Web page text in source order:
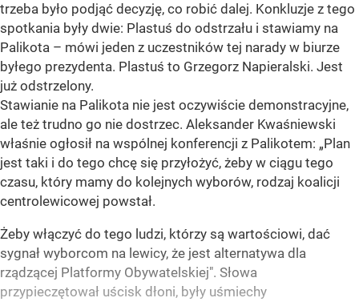
trzeba było podjąć decyzję, co robić dalej. Konkluzje z tego
spotkania były dwie: Plastuś do odstrzału i stawiamy na
Palikota – mówi jeden z uczestników tej narady w biurze
byłego prezydenta. Plastuś to Grzegorz Napieralski. Jest
już odstrzelony.
Stawianie na Palikota nie jest oczywiście demonstracyjne,
ale też trudno go nie dostrzec. Aleksander Kwaśniewski
właśnie ogłosił na wspólnej konferencji z Palikotem: „Plan
jest taki i do tego chcę się przyłożyć, żeby w ciągu tego
czasu, który mamy do kolejnych wyborów, rodzaj koalicji
centrolewicowej powstał.
Żeby włączyć do tego ludzi, którzy są wartościowi, dać
sygnał wyborcom na lewicy, że jest alternatywa dla
rządzącej Platformy Obywatelskiej". Słowa
przypieczętował uścisk dłoni, były uśmiechy